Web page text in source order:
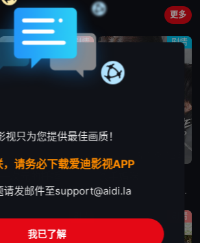
更多
剧情
更新至第5集
日剧《一次元的扦插》又名：一次元的紫阳花,Labyrinth of Hortensia and the Minotaur,一次元の挿し木，讲述了：遗传学研究室的博士生七濑悠（山田凉介 饰）一直无法走出
剧情
日剧《杀手妈咪》又名：主妇杀手,有夫之妇杀手,Married Woman Killer,A Bona Fide Killer,유부녀 킬러，讲述了：改编自同名漫画。35岁的俞宝娜过着相夫教子的普通生活
剧情
视只为您提供最佳画质！
，请务必下载爱迪影视APP
请发邮件至support@aidi.la
我已了解